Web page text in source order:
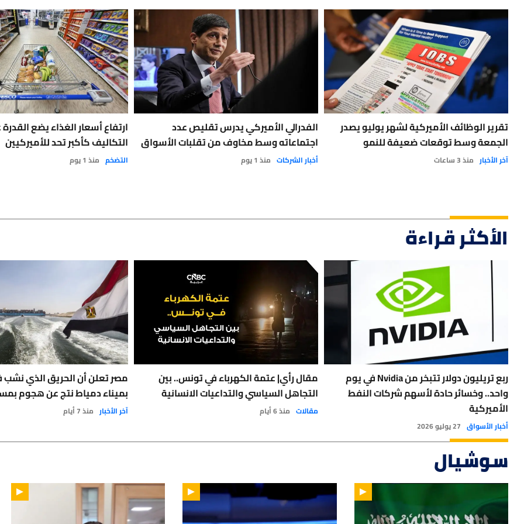
تقرير الوظائف الأميركية لشهر يوليو يصدر
الجمعة وسط توقعات ضعيفة للنمو
آخر الأخبار منذ 3 ساعات
الفدرالي الأميركي يدرس تقليص عدد
اجتماعاته وسط مخاوف من تقلبات الأسواق
أخبار الشركات منذ 1 يوم
ارتفاع أسعار الغذاء يضع
التكاليف كأكبر تحد للأميركيين
التضخم منذ 1 يوم
الأكثر قراءة
ربع تريليون دولار تتبخر من Nvidia في يوم
واحد.. وخسائر حادة لأسهم شركات النفط
الأميركية
أخبار الأسواق 27 يوليو 2026
مقال رأي| عتمة الكهرباء في تونس.. بين
التجاهل السياسي والتداعيات الانسانية
مقالات منذ 6 أيام
مصر تعلن أن الحريق الذي
بميناء دمياط نتج عن هجوم
آخر الأخبار منذ 7 أيام
سوشيال